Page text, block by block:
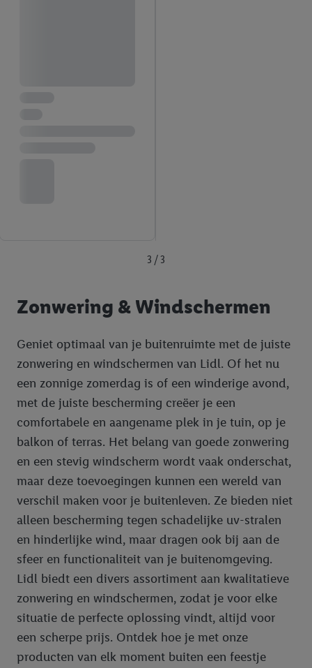
3 / 3
Zonwering & Windschermen
Geniet optimaal van je buitenruimte met de juiste
zonwering en windschermen van Lidl. Of het nu
een zonnige zomerdag is of een winderige avond,
met de juiste bescherming creëer je een
comfortabele en aangename plek in je tuin, op je
balkon of terras. Het belang van goede zonwering
en een stevig windscherm wordt vaak onderschat,
maar deze toevoegingen kunnen een wereld van
verschil maken voor je buitenleven. Ze bieden niet
alleen bescherming tegen schadelijke uv-stralen
en hinderlijke wind, maar dragen ook bij aan de
sfeer en functionaliteit van je buitenomgeving.
Lidl biedt een divers assortiment aan kwalitatieve
zonwering en windschermen, zodat je voor elke
situatie de perfecte oplossing vindt, altijd voor
een scherpe prijs. Ontdek hoe je met onze
producten van elk moment buiten een feestje